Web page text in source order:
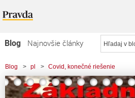
Blog
Najnovšie články
Najčítanejšie články
Najkomentovanejšie články
Blog > pl > Covid, konečné riešenie